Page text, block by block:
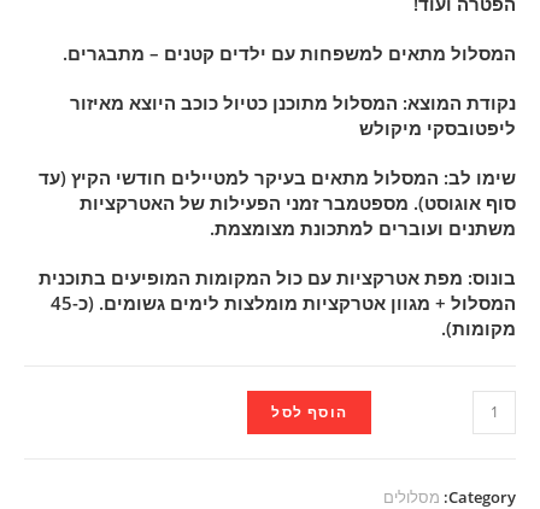
המסלול מתאים למשפחות עם ילדים קטנים – מתבגרים.
נקודת המוצא: המסלול מתוכנן כטיול כוכב היוצא מאיזור
ליפטובסקי מיקולש
שימו לב: המסלול מתאים בעיקר למטיילים חודשי הקיץ (עד
סוף אוגוסט). מספטמבר זמני הפעילות של האטרקציות
משתנים ועוברים למתכונת מצומצמת.
בונוס: מפת אטרקציות עם כול המקומות המופיעים בתוכנית
המסלול + מגוון אטרקציות מומלצות לימים גשומים. (כ-45
מקומות).
מסלול
11
בסלובקיה
הוסף לסל
Category: מסלולים